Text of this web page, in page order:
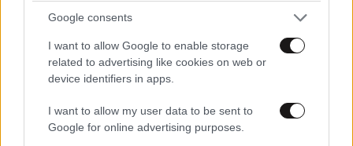
Google consents
I want to allow Google to enable storage
related to advertising like cookies on web or
device identifiers in apps.
I want to allow my user data to be sent to
Google for online advertising purposes.
ΠΡΟΣΘΕΣΤΕ ΤΟ ΣΧΟΛΙΟ ΣΑΣ